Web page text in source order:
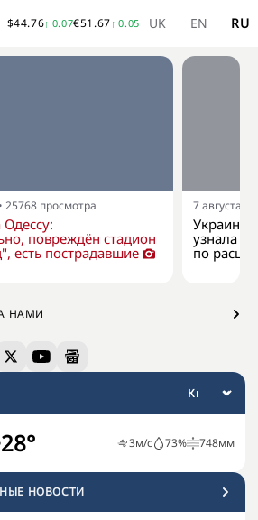
$44.76↑ 0.07€51.67↑ 0.05 UK EN RU
• 25768 просмотра
повреждён стадион
есть пострадавшие
7 августа,
Украина
узнала о
по
НАМИ
3м/с 73% 748мм
НОВОСТИ